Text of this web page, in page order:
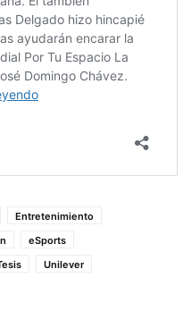
Entretenimiento
eSports
Unilever